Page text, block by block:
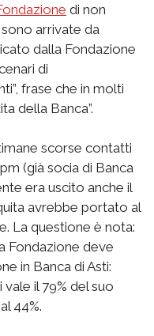
di non
arrivate da
dalla Fondazione
di
frase che in molti
della Banca”.
scorse contatti
(già socia di Banca
era uscito anche il
avrebbe portato al
La questione è nota:
Fondazione deve
in Banca di Asti:
il 79% del suo
44%.